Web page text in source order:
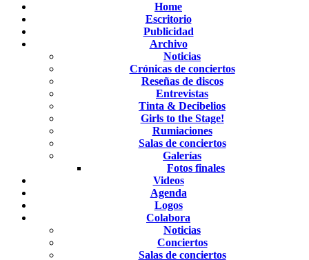
Home
Escritorio
Publicidad
Archivo
Noticias
Crónicas de conciertos
Reseñas de discos
Entrevistas
Tinta & Decibelios
Girls to the Stage!
Rumiaciones
Salas de conciertos
Galerías
Fotos finales
Videos
Agenda
Logos
Colabora
Noticias
Conciertos
Salas de conciertos